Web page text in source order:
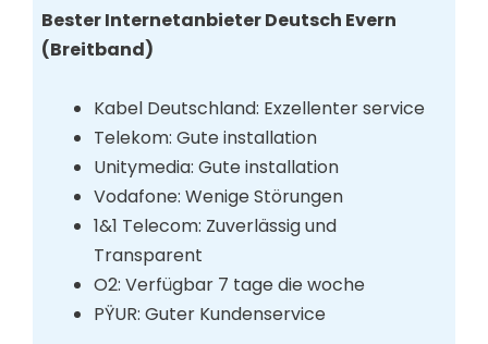
Bester Internetanbieter Deutsch Evern
(Breitband)
Kabel Deutschland: Exzellenter service
Telekom: Gute installation
Unitymedia: Gute installation
Vodafone: Wenige Störungen
1&1 Telecom: Zuverlässig und
Transparent
O2: Verfügbar 7 tage die woche
PŸUR: Guter Kundenservice